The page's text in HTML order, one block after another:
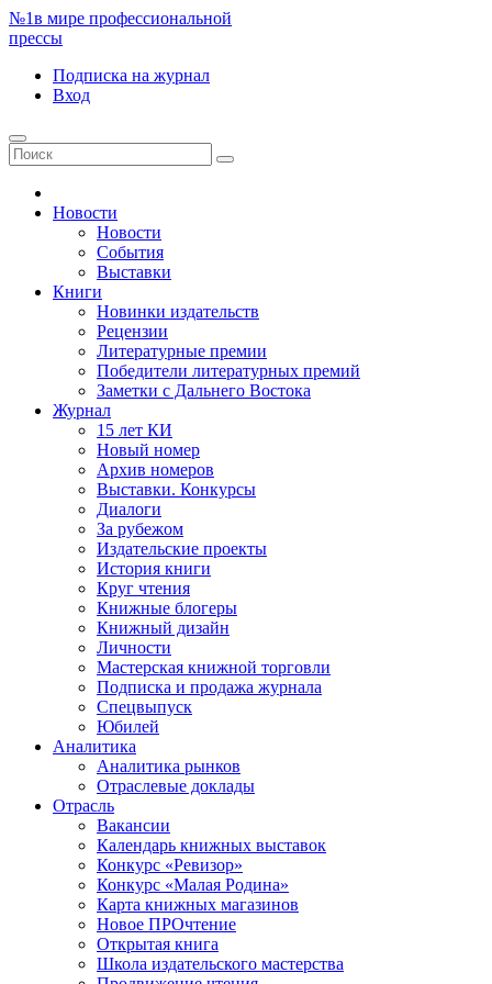
№1в мире профессиональной
прессы
Подписка на журнал
Вход
Новости
Новости
События
Выставки
Книги
Новинки издательств
Рецензии
Литературные премии
Победители литературных премий
Заметки с Дальнего Востока
Журнал
15 лет КИ
Новый номер
Архив номеров
Выставки. Конкурсы
Диалоги
За рубежом
Издательские проекты
История книги
Круг чтения
Книжные блогеры
Книжный дизайн
Личности
Мастерская книжной торговли
Подписка и продажа журнала
Спецвыпуск
Юбилей
Аналитика
Аналитика рынков
Отраслевые доклады
Отрасль
Вакансии
Календарь книжных выставок
Конкурс «Ревизор»
Конкурс «Малая Родина»
Карта книжных магазинов
Новое ПРОчтение
Открытая книга
Школа издательского мастерства